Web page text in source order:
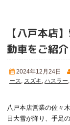
【八戸本店
動車をご紹介
2024年12月24日
ース
スズキ ハスラー
八戸本店営業の佐々
日大雪が降り、手足